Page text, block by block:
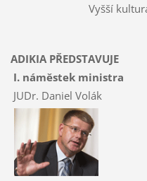
Vyšší
ADIKIA PŘEDSTAVUJE
I. náměstek ministra
JUDr. Daniel Volák